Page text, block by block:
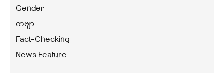
Gender
ကဗျာ
Fact-Checking
News Feature